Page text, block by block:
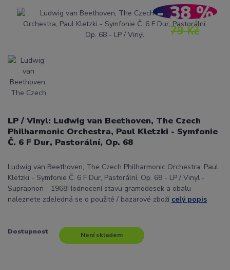
79 Kč
- 38 %
LP / Vinyl: Ludwig van Beethoven, The Czech
Philharmonic Orchestra, Paul Kletzki - Symfonie
Č. 6 F Dur, Pastorální, Op. 68
Ludwig van Beethoven, The Czech Philharmonic Orchestra, Paul
Kletzki - Symfonie Č. 6 F Dur, Pastorální, Op. 68 - LP / Vinyl -
Supraphon - 1968Hodnocení stavu gramodesek a obalu
naleznete zdeJedná se o použité / bazarové zboží celý popis
Dostupnost Není skladem